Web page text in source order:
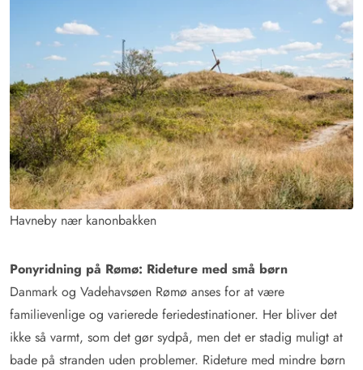
Havneby nær kanonbakken
Ponyridning på Rømø: Rideture med små børn
Danmark og Vadehavsøen Rømø anses for at være
familievenlige og varierede feriedestinationer. Her bliver det
ikke så varmt, som det gør sydpå, men det er stadig muligt at
bade på stranden uden problemer. Rideture med mindre børn